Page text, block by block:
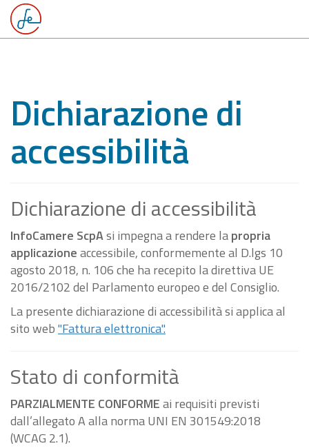
Dichiarazione di
accessibilità
Dichiarazione di accessibilità
InfoCamere ScpAsi impegna a rendere lapropria
applicazioneaccessibile, conformemente al D.lgs 10
agosto 2018, n. 106 che ha recepito la direttiva UE
2016/2102 del Parlamento europeo e del Consiglio.
La presente dichiarazione di accessibilità si applica al
sito web"Fattura elettronica".
Stato di conformità
PARZIALMENTE CONFORMEai requisiti previsti
dall’allegato A alla norma UNI EN 301549:2018
(WCAG 2.1).